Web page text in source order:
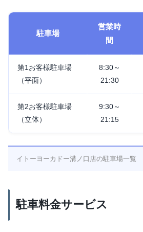
駐車場
営業時
間
第1お客様駐車場
（平面）
8:30～
21:30
第2お客様駐車場
（立体）
9:30～
21:15
イトーヨーカドー溝ノ口店の駐車場一覧
駐車料金サービス